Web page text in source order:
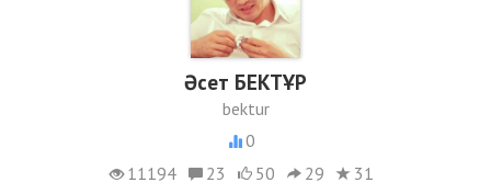
Әсет БЕКТҰР
bektur
0
11194
23 50 29 31